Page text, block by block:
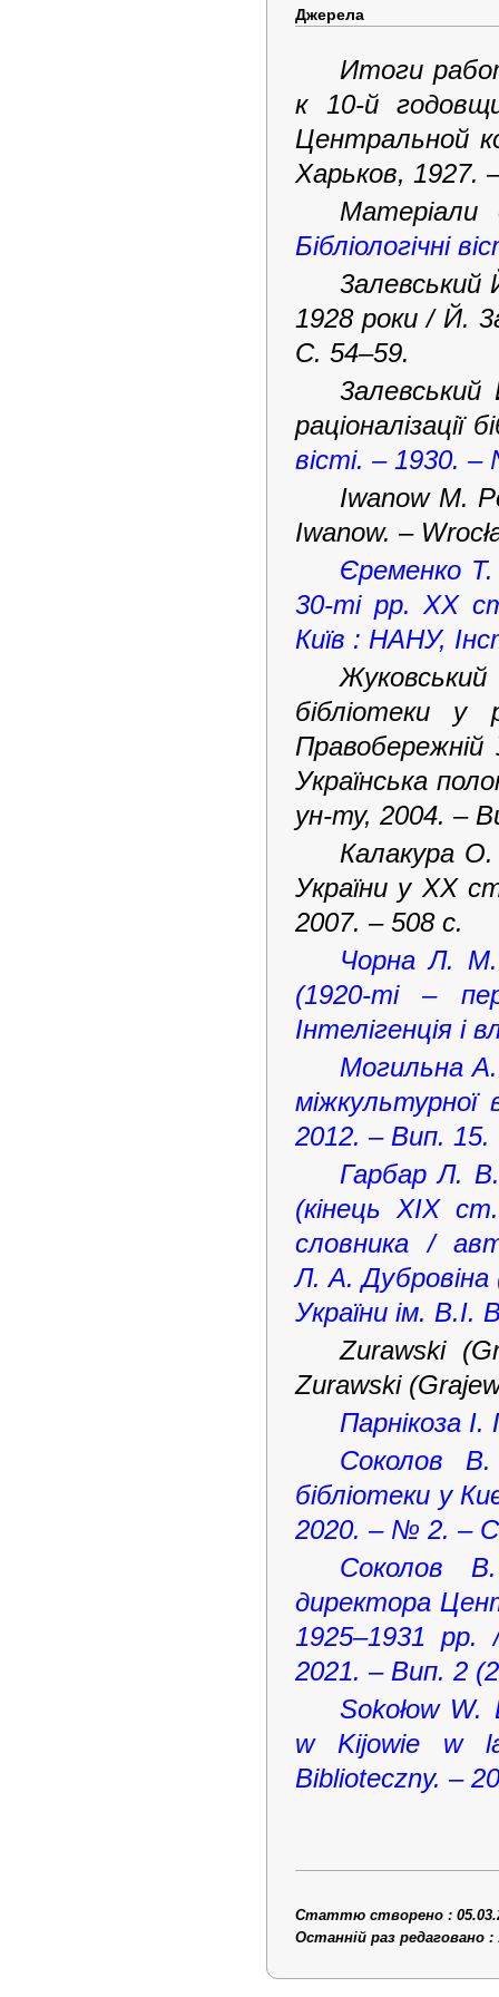
Джерела
Итоги
к 10-й
Центральной
Харьков, 1927.
Матеріали
Бібліологічні
3алевський
1928 роки / Й.
С. 54–59.
3алевський
вісті. – 1930.
Iwanow M.
Iwanow. –
Єременко Т.
30-ті рр. ХХ
Київ : НАНУ,
бібліотеки у
Українська
ун-ту, 2004. –
Калакура
України у ХХ
2007. – 508 c.
Чорна Л. М.
(1920-ті –
Інтелігенція і
Могильна А.
2012. – Вип.
Гарбар Л. В.
(кінець ХІХ
словника /
Л. А. Дубровіна
України ім. В.І.
Zurawski
Zurawski
Парнікоза
Cоколов В.
бібліотеки у
2020. – № 2. –
Соколов
директора
1925–1931 рр.
2021. – Вип. 2
Sokołow W.
w Kijowie w
Biblioteczny. –
Статтю створено :
Останній раз редаговано :